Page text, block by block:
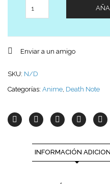
Enviar a un amigo
SKU: N/D
Categorías: Anime, Death Note
INFORMACIÓN